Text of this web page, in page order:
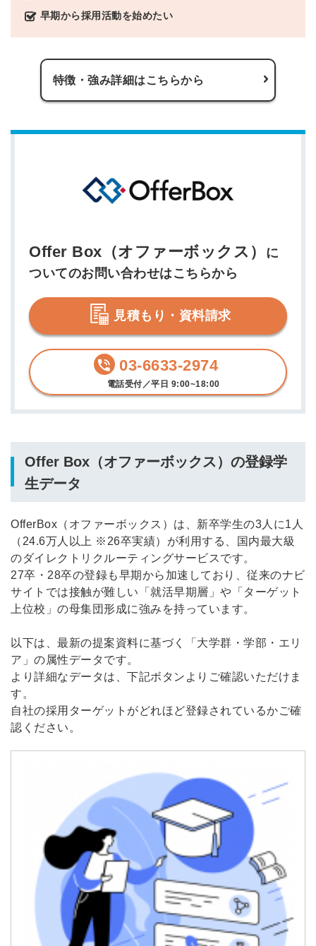
早期から採用活動を始めたい
特徴・強み詳細はこちらから
Offer Box（オファーボックス）
に
ついてのお問い合わせはこちらから
見積もり・資料請求
03-6633-2974
電話受付／平日 9:00~18:00
Offer Box（オファーボックス）の登録学
生データ
OfferBox（オファーボックス）は、新卒学生の3人に1人
（24.6万人以上 ※26卒実績）が利用する、国内最大級
のダイレクトリクルーティングサービスです。
27卒・28卒の登録も早期から加速しており、従来のナビ
サイトでは接触が難しい「就活早期層」や「ターゲット
上位校」の母集団形成に強みを持っています。
以下は、最新の提案資料に基づく「大学群・学部・エリ
ア」の属性データです。
より詳細なデータは、下記ボタンよりご確認いただけま
す。
自社の採用ターゲットがどれほど登録されているかご確
認ください。